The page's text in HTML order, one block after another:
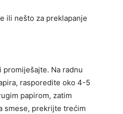
ili nešto za preklapanje
Na radnu
rasporedite oko 4-5
papirom, zatim
smese, prekrijte trećim